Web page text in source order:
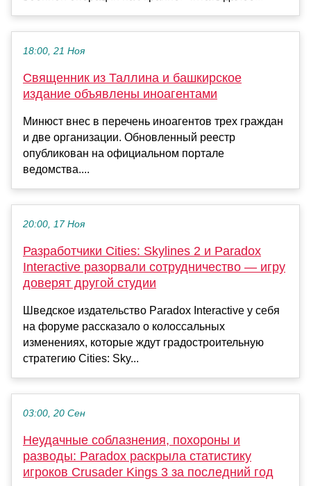
18:00, 21 Ноя
Священник из Таллина и башкирское
издание объявлены иноагентами
Минюст внес в перечень иноагентов трех граждан
и две организации. Обновленный реестр
опубликован на официальном портале
ведомства....
20:00, 17 Ноя
Разработчики Cities: Skylines 2 и Paradox
Interactive разорвали сотрудничество — игру
доверят другой студии
Шведское издательство Paradox Interactive у себя
на форуме рассказало о колоссальных
изменениях, которые ждут градостроительную
стратегию Cities: Sky...
03:00, 20 Сен
Неудачные соблазнения, похороны и
разводы: Paradox раскрыла статистику
игроков Crusader Kings 3 за последний год